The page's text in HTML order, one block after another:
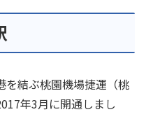
を結ぶ桃園機場捷運（桃
年3月に開通しまし